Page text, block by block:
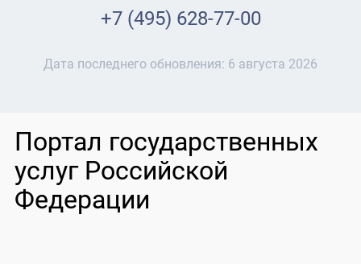
+7 (495) 628-77-00
Дата последнего обновления: 6 августа 2026
Портал государственных
услуг Российской
Федерации